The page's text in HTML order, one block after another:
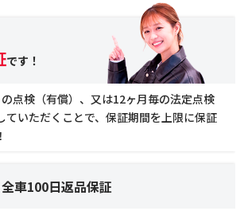
です！
点検（有償）、又は12ヶ月毎の法定点検
ていただくことで、保証期間を上限に保証
車100日返品保証